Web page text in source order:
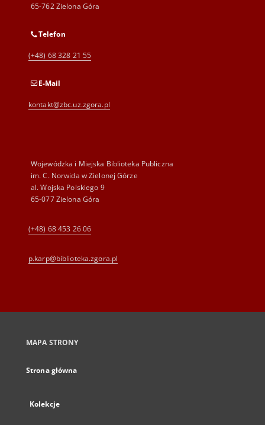
65-762 Zielona Góra
Telefon
(+48) 68 328 21 55
E-Mail
kontakt@zbc.uz.zgora.pl
Wojewódzka i Miejska Biblioteka Publiczna
im. C. Norwida w Zielonej Górze
al. Wojska Polskiego 9
65-077 Zielona Góra
(+48) 68 453 26 06
p.karp@biblioteka.zgora.pl
MAPA STRONY
Strona główna
Kolekcje